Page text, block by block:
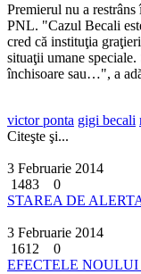
Premierul nu a
PNL. "Cazul Becali
cred că instituţia
situaţii umane
închisoare sau…", a
victor ponta gigi becali
Citeşte şi...
3 Februarie 2014
1483
0
STAREA DE ALERTA
3 Februarie 2014
1612
0
EFECTELE NOULUI